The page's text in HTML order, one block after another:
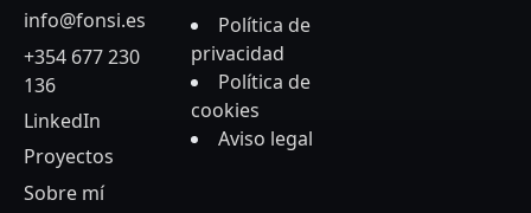
info@fonsi.es
+354 677 230
136
LinkedIn
Proyectos
Sobre mí
Política de
privacidad
Política de
cookies
Aviso legal